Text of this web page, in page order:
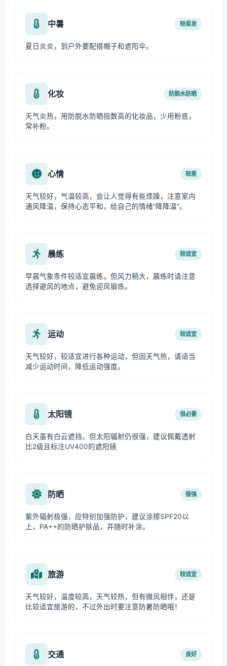
中暑 较易发
夏日炎炎，到户外要配搭帽子和遮阳伞。
化妆 防脱水防晒
天气炎热，用防脱水防晒指数高的化妆品，少用粉底，
常补粉。
心情 较差
天气较好，气温较高，会让人觉得有些烦躁，注意室内
通风降温，保持心态平和，给自己的情绪“降降温”。
晨练 较适宜
早晨气象条件较适宜晨练，但风力稍大，晨练时请注意
选择避风的地点，避免迎风锻炼。
运动 较适宜
天气较好，较适宜进行各种运动，但因天气热，请适当
减少运动时间，降低运动强度。
太阳镜 很必要
白天虽有白云遮挡，但太阳辐射仍很强，建议佩戴透射
比2级且标注UV400的遮阳镜
防晒 极强
紫外辐射极强，应特别加强防护，建议涂擦SPF20以
上，PA++的防晒护肤品，并随时补涂。
旅游 较适宜
天气较好，温度较高，天气较热，但有微风相伴，还是
比较适宜旅游的，不过外出时要注意防暑防晒哦！
交通 良好